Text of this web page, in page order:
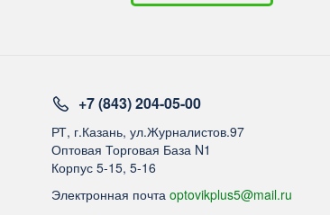
+7 (843) 204-05-00
РТ, г.Казань, ул.Журналистов.97
Оптовая Торговая База N1
Корпус 5-15, 5-16
Электронная почта optovikplus5@mail.ru